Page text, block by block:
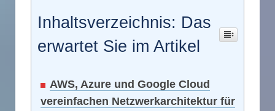
Inhaltsverzeichnis: Das
erwartet Sie im Artikel
AWS, Azure und Google Cloud
vereinfachen Netzwerkarchitektur für